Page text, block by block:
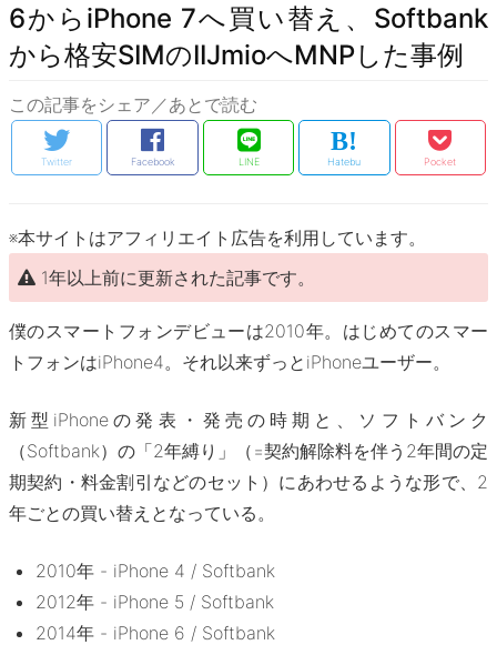
6からiPhone 7へ買い替え、Softbank
から格安SIMのIIJmioへMNPした事例
この記事をシェア／あとで読む
Twitter Facebook LINE Hatebu Pocket
※本サイトはアフィリエイト広告を利用しています。
1年以上前に更新された記事です。
僕のスマートフォンデビューは2010年。はじめてのスマー
トフォンはiPhone4。それ以来ずっとiPhoneユーザー。
新型iPhoneの発表・発売の時期と、ソフトバンク
（Softbank）の「2年縛り」（=契約解除料を伴う2年間の定
期契約・料金割引などのセット）にあわせるような形で、2
年ごとの買い替えとなっている。
2010年 - iPhone 4 / Softbank
2012年 - iPhone 5 / Softbank
2014年 - iPhone 6 / Softbank